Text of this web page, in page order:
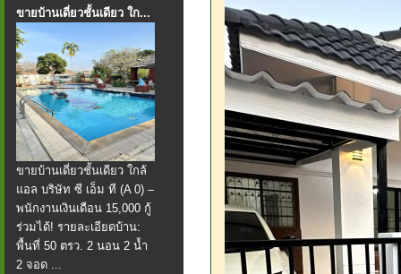
ขายบ้านเดี่ยวชั้นเดียว ใก...
ขายบ้านเดี่ยวชั้นเดียว ใกล้
แอล บริษัท ซี เอ็ม ที (A 0) –
พนักงานเงินเดือน 15,000 กู้
ร่วมได้! รายละเอียดบ้าน:
พื้นที่ 50 ตรว. 2 นอน 2 น้ำ
2 จอด ...